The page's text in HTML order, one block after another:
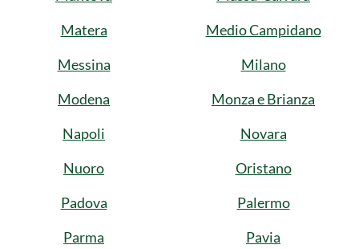
Matera
Medio Campidano
Messina
Milano
Modena
Monza e Brianza
Napoli
Novara
Nuoro
Oristano
Padova
Palermo
Parma
Pavia